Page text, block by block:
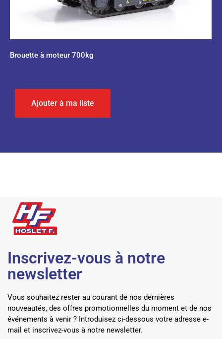
Brouette à moteur 700kg
Ajouter à ma liste
Inscrivez-vous à notre
newsletter
Vous souhaitez rester au courant de nos dernières
nouveautés, des offres promotionnelles du moment et de nos
événements à venir ? Introduisez ci-dessous votre adresse e-
mail et inscrivez-vous à notre newsletter.